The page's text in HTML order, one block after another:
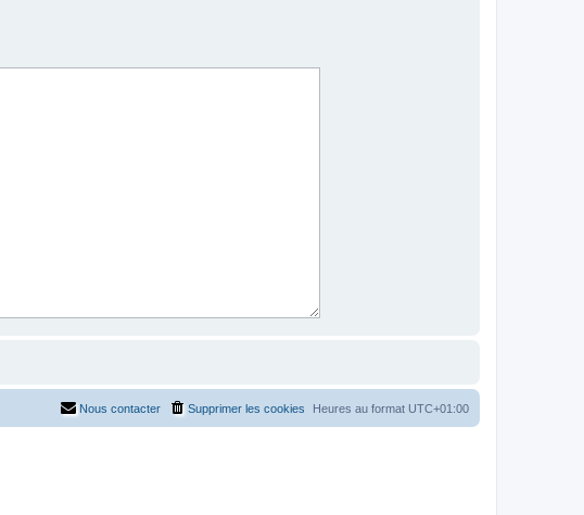
Heures au format UTC+01:00
Supprimer les cookies
Nous contacter